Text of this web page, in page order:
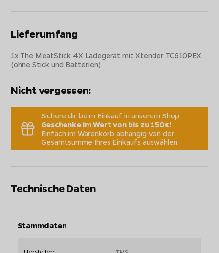
Lieferumfang
1x The MeatStick 4X Ladegerät mit Xtender TC610PEX
(ohne Stick und Batterien)
Nicht vergessen:
Sichere dir beim Einkauf in unserem Shop
Geschenke im Wert von bis zu 150€!
Einfach im Warenkorb abhängig von der
Gesamtsumme Ihres Einkaufs auswählen.
Technische Daten
Stammdaten
Hersteller: